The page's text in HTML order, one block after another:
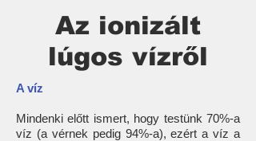
Az ionizált
lúgos vízről
A víz
Mindenki előtt ismert, hogy testünk 70%-a
víz (a vérnek pedig 94%-a), ezért a víz a